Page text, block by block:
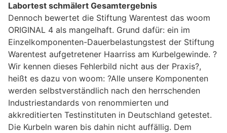
Labortest schmälert Gesamtergebnis
Dennoch bewertet die Stiftung Warentest das woom
ORIGINAL 4 als mangelhaft. Grund dafür: ein im
Einzelkomponenten-Dauerbelastungstest der Stiftung
Warentest aufgetretener Haarriss am Kurbelgewinde. ?
Wir kennen dieses Fehlerbild nicht aus der Praxis?,
heißt es dazu von woom: ?Alle unsere Komponenten
werden selbstverständlich nach den herrschenden
Industriestandards von renommierten und
akkreditierten Testinstituten in Deutschland getestet.
Die Kurbeln waren bis dahin nicht auffällig. Dem